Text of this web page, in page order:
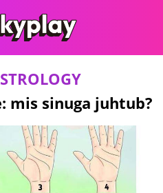
mis sinuga juhtub?